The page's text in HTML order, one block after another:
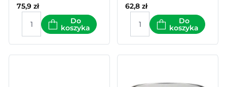
75,9 zł
Do
koszyka
62,8 zł
Do
koszyka